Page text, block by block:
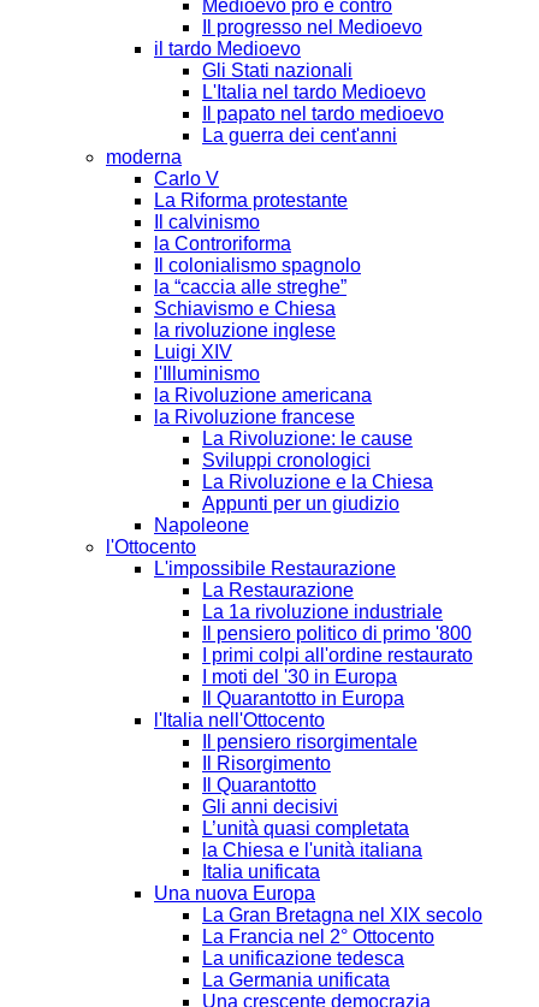
Medioevo pro e contro
Il progresso nel Medioevo
il tardo Medioevo
Gli Stati nazionali
L'Italia nel tardo Medioevo
Il papato nel tardo medioevo
La guerra dei cent'anni
moderna
Carlo V
La Riforma protestante
Il calvinismo
la Controriforma
Il colonialismo spagnolo
la “caccia alle streghe”
Schiavismo e Chiesa
la rivoluzione inglese
Luigi XIV
l'Illuminismo
la Rivoluzione americana
la Rivoluzione francese
La Rivoluzione: le cause
Sviluppi cronologici
La Rivoluzione e la Chiesa
Appunti per un giudizio
Napoleone
l'Ottocento
L'impossibile Restaurazione
La Restaurazione
La 1a rivoluzione industriale
Il pensiero politico di primo '800
I primi colpi all'ordine restaurato
I moti del '30 in Europa
Il Quarantotto in Europa
l'Italia nell'Ottocento
Il pensiero risorgimentale
Il Risorgimento
Il Quarantotto
Gli anni decisivi
L’unità quasi completata
la Chiesa e l'unità italiana
Italia unificata
Una nuova Europa
La Gran Bretagna nel XIX secolo
La Francia nel 2° Ottocento
La unificazione tedesca
La Germania unificata
Una crescente democrazia